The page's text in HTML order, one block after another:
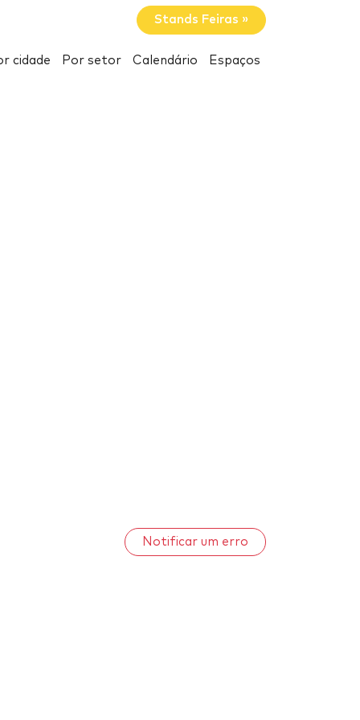
Stands Feiras »
cidade Por setor Calendário Espaços
Notificar um erro